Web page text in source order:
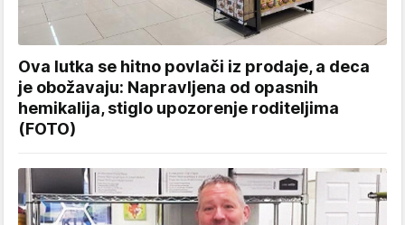
Ova lutka se hitno povlači iz prodaje, a deca
je obožavaju: Napravljena od opasnih
hemikalija, stiglo upozorenje roditeljima
(FOTO)